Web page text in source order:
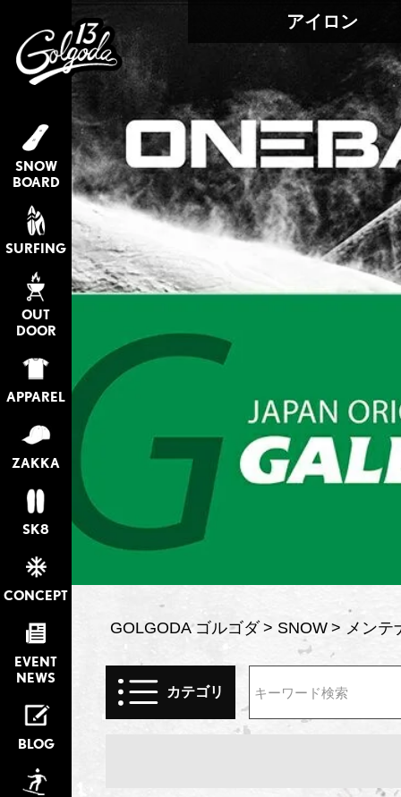
SNOW
BOARD
SURFING
OUT
DOOR
APPAREL
ZAKKA
SK8
CONCEPT
EVENT
NEWS
BLOG
アイロン
GOLGODA ゴルゴダ SNOW メンテ
カテゴリ